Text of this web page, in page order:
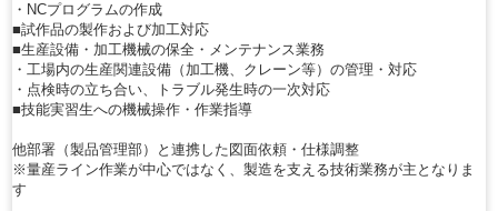
・NCプログラムの作成
■試作品の製作および加工対応
■生産設備・加工機械の保全・メンテナンス業務
・工場内の生産関連設備（加工機、クレーン等）の管理・対応
・点検時の立ち合い、トラブル発生時の一次対応
■技能実習生への機械操作・作業指導
他部署（製品管理部）と連携した図面依頼・仕様調整
※量産ライン作業が中心ではなく、製造を支える技術業務が主となりま
す